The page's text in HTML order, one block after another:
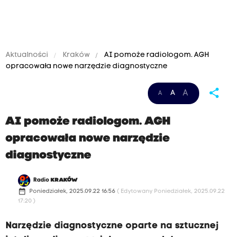
Aktualności Kraków
AI pomoże radiologom. AGH
opracowała nowe narzędzie diagnostyczne
A A A share
AI pomoże radiologom. AGH
opracowała nowe narzędzie
diagnostyczne
Radio KRAKÓW
date_range Poniedziałek, 2025.09.22 16:56 ( Edytowany Poniedziałek, 2025.09.22
17:20 )
Narzędzie diagnostyczne oparte na sztucznej